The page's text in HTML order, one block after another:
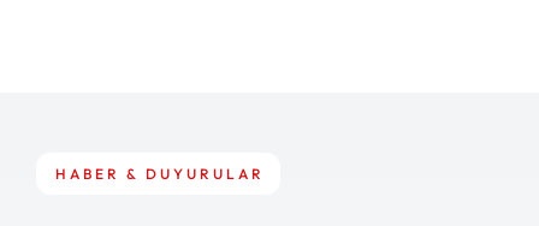
HABER & DUYURULAR